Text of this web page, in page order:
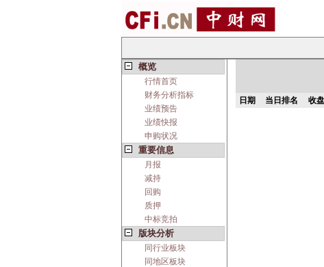
概览
行情首页
财务分析指标
业绩预告
业绩快报
申购状况
重要信息
月报
减持
回购
质押
中标竞拍
版块分析
同行业板块
同地区板块
日期 当日排名 收